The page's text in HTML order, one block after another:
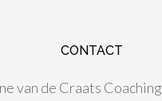
CONTACT
van de Craats Coaching